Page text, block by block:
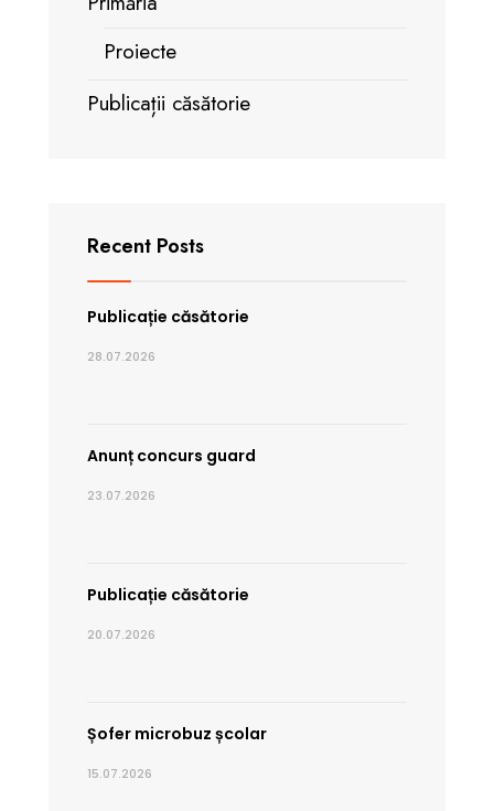
Proiecte
Publicații căsătorie
Recent Posts
Publicație căsătorie
28.07.2026
Anunț concurs guard
23.07.2026
Publicație căsătorie
20.07.2026
Șofer microbuz școlar
15.07.2026